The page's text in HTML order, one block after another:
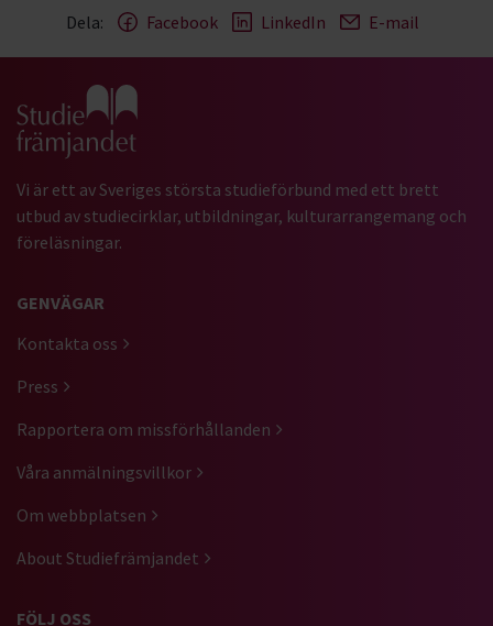
Dela: Facebook LinkedIn E-mail
Gå till studiefrämjandets startsida
Vi är ett av Sveriges största studieförbund med ett brett
utbud av studiecirklar, utbildningar, kulturarrangemang och
föreläsningar.
GENVÄGAR
Kontakta oss
Press
Rapportera om missförhållanden
Våra anmälningsvillkor
Om webbplatsen
About Studiefrämjandet
FÖLJ OSS